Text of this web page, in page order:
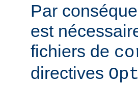
Par
est
fichiers de
directives